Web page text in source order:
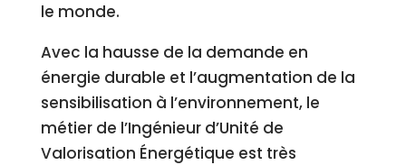
le monde.
Avec la hausse de la demande en
énergie durable et l’augmentation de la
sensibilisation à l’environnement, le
métier de l’Ingénieur d’Unité de
Valorisation Énergétique est très